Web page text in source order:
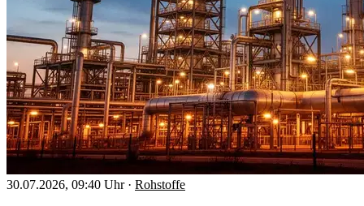
30.07.2026, 09:40 Uhr · Rohstoffe